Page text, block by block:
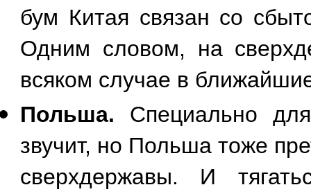
бум Китая связан со
Одним словом, на
всяком случае в
Польша. Специально
звучит, но Польша тоже
сверхдержавы. И